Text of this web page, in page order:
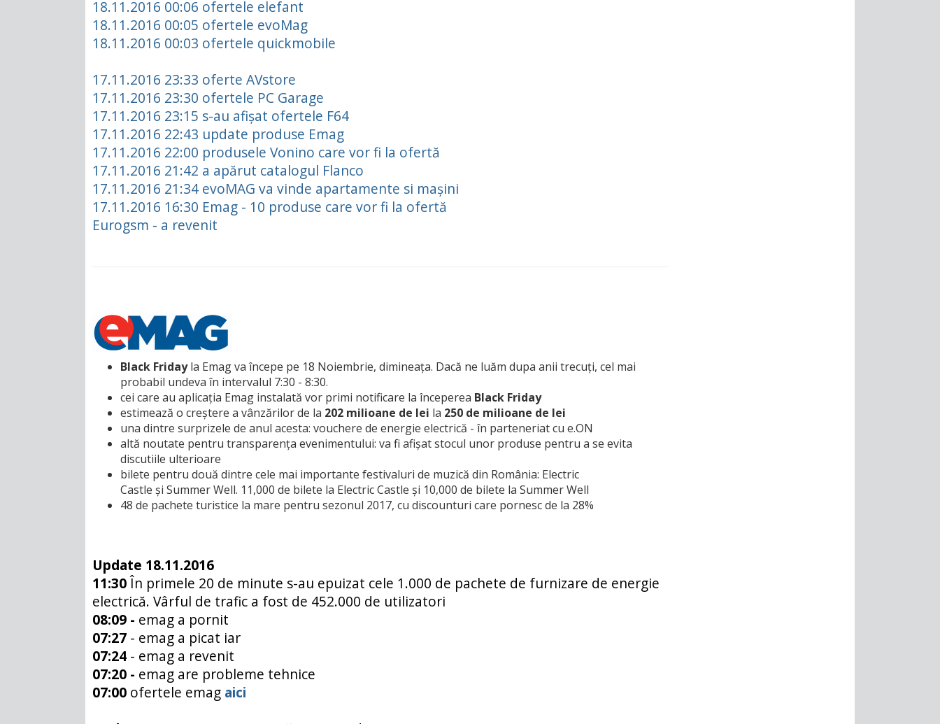
18.11.2016 00:06 ofertele elefant
18.11.2016 00:05 ofertele evoMag
18.11.2016 00:03 ofertele quickmobile
17.11.2016 23:33 oferte AVstore
17.11.2016 23:30 ofertele PC Garage
17.11.2016 23:15 s-au afișat ofertele F64
17.11.2016 22:43 update produse Emag
17.11.2016 22:00 produsele Vonino care vor fi la ofertă
17.11.2016 21:42 a apărut catalogul Flanco
17.11.2016 21:34 evoMAG va vinde apartamente si mașini
17.11.2016 16:30 Emag - 10 produse care vor fi la ofertă
Eurogsm - a revenit
Black Fridayla Emag va începe pe 18 Noiembrie, dimineața. Dacă ne luăm dupa anii trecuți, cel mai
probabil undeva în intervalul 7:30 - 8:30.
cei care au aplicația Emag instalată vor primi notificare la începerea Black Friday
estimează o creștere a vânzărilor de la 202 milioane de lei la 250 de milioane de lei
una dintre surprizele de anul acesta: vouchere de energie electrică - în parteneriat cu e.ON
altă noutate pentru transparența evenimentului: va fi afișat stocul unor produse pentru a se evita
discutiile ulterioare
bilete pentru două dintre cele mai importante festivaluri de muzică din România: Electric
Castle și Summer Well. 11,000 de bilete la Electric Castle și 10,000 de bilete la Summer Well
48 de pachete turistice la mare pentru sezonul 2017, cu discounturi care pornesc de la 28%
Update 18.11.2016
11:30În primele 20 de minute s-au epuizat cele 1.000 de pachete de furnizare de energie
electrică. Vârful de trafic a fost de 452.000 de utilizatori
08:09 - emag a pornit
07:27 - emag a picat iar
07:24 - emag a revenit
07:20 - emag are probleme tehnice
07:00 ofertele emag aici